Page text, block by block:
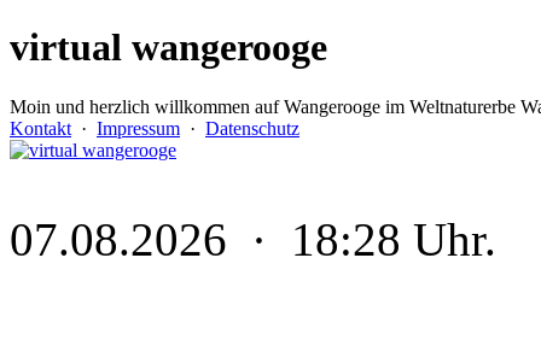
virtual wangerooge
Moin und herzlich willkommen auf Wangerooge im Weltnaturerbe
Kontakt · Impressum · Datenschutz
07.08.2026 · 18:28 Uhr.